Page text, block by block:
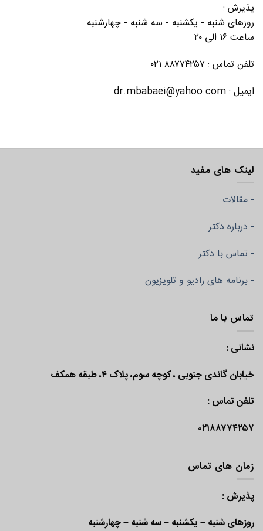
پذیرش :
روزهای شنبه - یکشنبه - سه شنبه - چهارشنبه
ساعت ۱۶ الی ۲۰
تلفن تماس : ۸۸۷۷۴۲۵۷ ۰۲۱
ایمیل : dr.mbabaei@yahoo.com
لینک های مفید
- مقالات
- درباره دکتر
- تماس با دکتر
- برنامه های رادیو و تلویزیون
تماس با ما
نشانی :
خیابان گاندی جنوبی ، کوچه سوم، پلاک ۴، طبقه همکف
تلفن تماس :
۰۲۱۸۸۷۷۴۲۵۷
زمان های تماس
پذیرش :
روزهای شنبه – یکشنبه – سه شنبه – چهارشنبه